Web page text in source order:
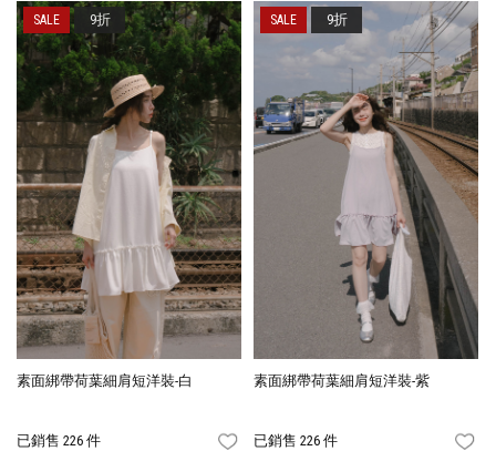
素面綁帶荷葉細肩短洋裝-白
已銷售 226 件 FAVORITES
9折
素面綁帶荷葉細肩短洋裝-紫
已銷售 226 件
9折